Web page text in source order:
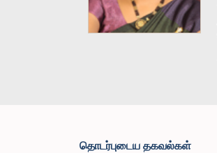
தொடர்புடைய தகவல்கள்